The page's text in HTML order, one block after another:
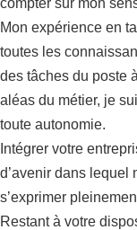
compter sur mon
Mon expérience en
toutes les
des tâches du poste
aléas du métier, je
toute autonomie.
Intégrer votre
d’avenir dans lequel
s’exprimer
Restant à votre